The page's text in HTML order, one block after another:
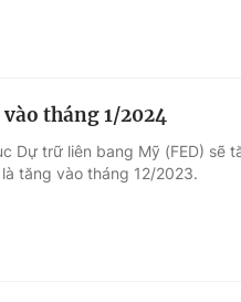
tháng 1/2024
Dự trữ liên bang Mỹ (FED) sẽ
tăng vào tháng 12/2023.